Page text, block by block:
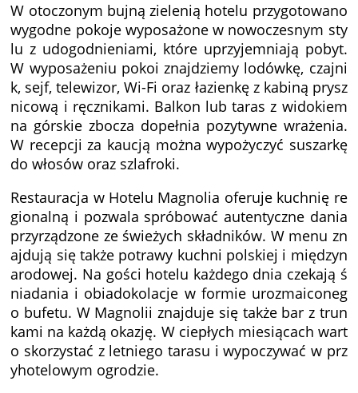
W otoczonym bujną zielenią hotelu przygotowano
wygodne pokoje wyposażone w nowoczesnym sty
lu z udogodnieniami, które uprzyjemniają pobyt.
W wyposażeniu pokoi znajdziemy lodówkę, czajni
k, sejf, telewizor, Wi-Fi oraz łazienkę z kabiną prysz
nicową i ręcznikami. Balkon lub taras z widokiem
na górskie zbocza dopełnia pozytywne wrażenia.
W recepcji za kaucją można wypożyczyć suszarkę
do włosów oraz szlafroki.
Restauracja w Hotelu Magnolia oferuje kuchnię re
gionalną i pozwala spróbować autentyczne dania
przyrządzone ze świeżych składników. W menu zn
ajdują się także potrawy kuchni polskiej i międzyn
arodowej. Na gości hotelu każdego dnia czekają ś
niadania i obiadokolacje w formie urozmaiconeg
o bufetu. W Magnolii znajduje się także bar z trun
kami na każdą okazję. W ciepłych miesiącach wart
o skorzystać z letniego tarasu i wypoczywać w prz
yhotelowym ogrodzie.